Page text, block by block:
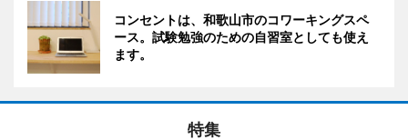
コンセントは、和歌山市のコワーキングスペ
ース。試験勉強のための自習室としても使え
ます。
特集